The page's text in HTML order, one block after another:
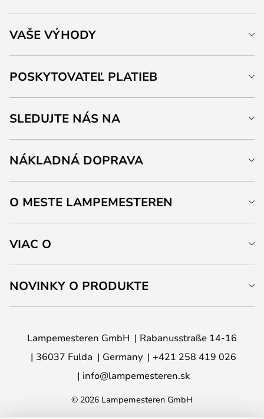
VAŠE VÝHODY
POSKYTOVATEĽ PLATIEB
SLEDUJTE NÁS NA
NÁKLADNÁ DOPRAVA
O MESTE LAMPEMESTEREN
VIAC O
NOVINKY O PRODUKTE
Lampemesteren GmbH
Rabanusstraße 14-16
36037 Fulda
Germany
+421 258 419 026
info@lampemesteren.sk
© 2026 Lampemesteren GmbH